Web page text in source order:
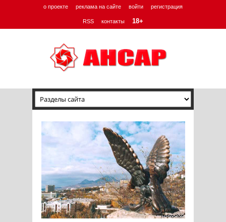
о проекте реклама на сайте войти регистрация
RSS контакты 18+